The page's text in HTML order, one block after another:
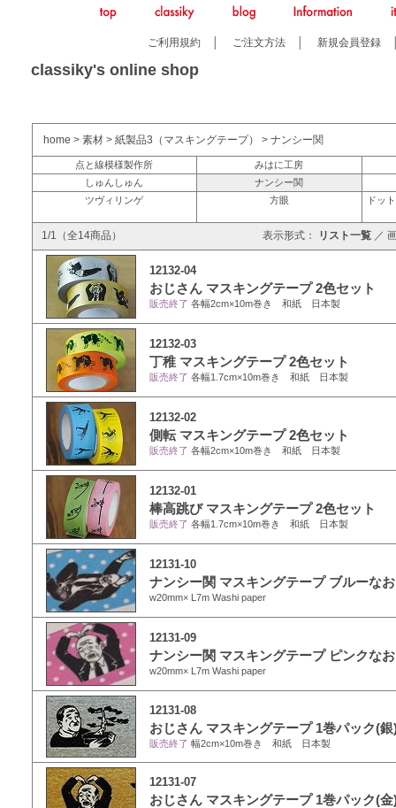
ご利用規約 ご注文方法 新規会員登録
classiky's online shop
home > 素材 > 紙製品3（マスキングテープ） > ナンシー関
点と線模様製作所
みはに工房
しゅんしゅん
ナンシー関
ツヴィリンゲ
方眼 ドッ
1/1（全14商品） 表示形式： リスト一覧 ／
12132-04
おじさん マスキングテープ 2色セット
販売終了 各幅2cm×10m巻き 和紙 日本製
12132-03
丁稚 マスキングテープ 2色セット
販売終了 各幅1.7cm×10m巻き 和紙 日本製
12132-02
側転 マスキングテープ 2色セット
販売終了 各幅2cm×10m巻き 和紙 日本製
12132-01
棒高跳び マスキングテープ 2色セット
販売終了 各幅1.7cm×10m巻き 和紙 日本製
12131-10
ナンシー関 マスキングテープ ブルーな
w20mm× L7m Washi paper
12131-09
ナンシー関 マスキングテープ ピンクな
w20mm× L7m Washi paper
12131-08
おじさん マスキングテープ 1巻パック(銀
販売終了 幅2cm×10m巻き 和紙 日本製
12131-07
おじさん マスキングテープ 1巻パック(金